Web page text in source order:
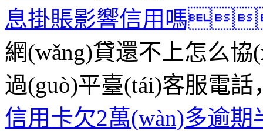
息掛賬影響信用嗎
網(wǎng)貸還不上怎么協
過(guò)平臺(tái)客服電話
信用卡欠2萬(wàn)多逾